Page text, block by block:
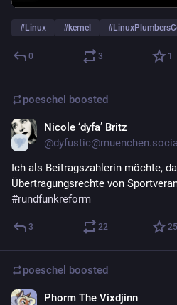
#Linux #kernel #
0 3 1
poeschel boosted
Nicole ‘dyfa’ Britz
@dyfustic@muenchen.social
Ich als Beitragszahlerin möchte,
#rundfunkreform
3 22 25
poeschel boosted
Phorm The Vixdjinn